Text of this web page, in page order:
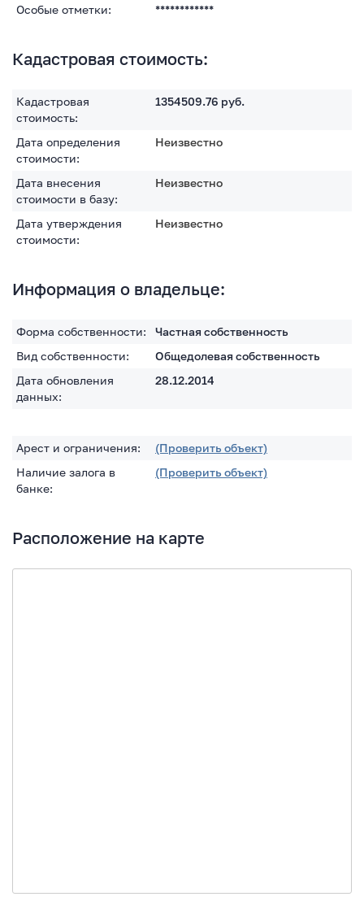
Особые отметки: ************
Кадастровая стоимость:
Кадастровая
стоимость:
1354509.76 руб.
Дата определения
стоимости:
Неизвестно
Дата внесения
стоимости в базу:
Неизвестно
Дата утверждения
стоимости:
Неизвестно
Информация о владельце:
Форма собственности:
Частная собственность
Вид собственности:
Общедолевая собственность
Дата обновления
данных:
28.12.2014
Арест и ограничения:
(Проверить объект)
Наличие залога в
банке:
(Проверить объект)
Расположение на карте